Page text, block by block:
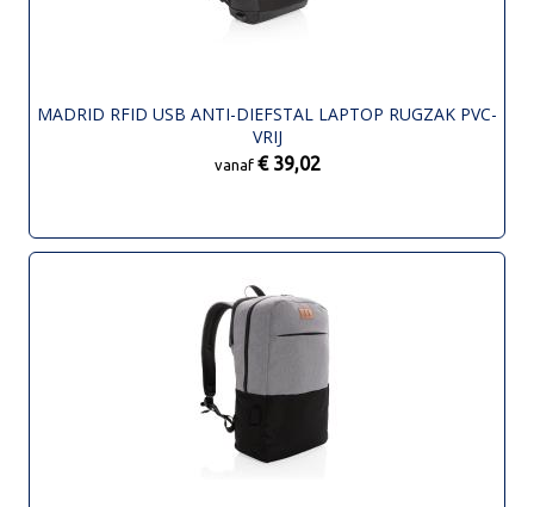
MADRID RFID USB ANTI-DIEFSTAL LAPTOP RUGZAK PVC-
VRIJ
vanaf € 39,02